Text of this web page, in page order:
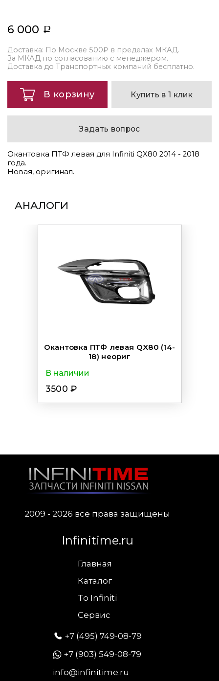
6 000
Доставка: По Москве 500₽ в пределах МКАД.
За МКАД по согласованию с менеджером.
Доставка до Транспортных компаний бесплатно.
В корзину Купить в 1 клик
Задать вопрос
Окантовка ПТФ левая для Infiniti QX80 2014 - 2018
года.
Новая, оригинал.
АНАЛОГИ
Окантовка ПТФ левая QX80 (14-
18) неориг
В наличии
3500 ₽
2009 - 2026 все права защищены
Infinitime.ru
Главная
Каталог
To Infiniti
Сервис
+7 (495) 749-08-79
+7 (903) 549-08-79
info@infinitime.ru